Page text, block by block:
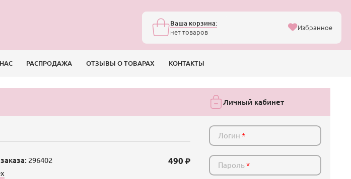
Ваша корзина:
нет товаров
Избранное
РАСПРОДАЖА ОТЗЫВЫ О ТОВАРАХ КОНТАКТЫ
296402 490
Личный кабинет
Логин*
Пароль*